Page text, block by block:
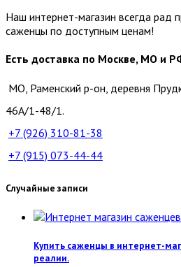
Наш интернет-магазин всегда рад
саженцы по доступным ценам!
Есть доставка по Москве, МО и
МО, Раменский р-он, деревня
46А/1-48/1.
+7 (926) 310-81-38
+7 (915) 073-44-44
Случайные записи
Купить саженцы в интернет-
реалии.